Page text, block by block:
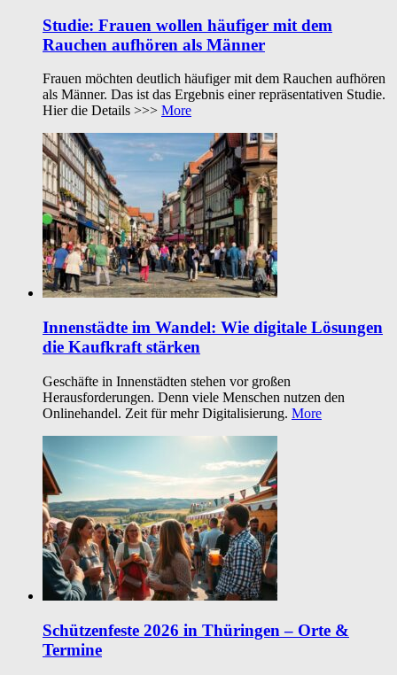
Studie: Frauen wollen häufiger mit dem
Rauchen aufhören als Männer
Frauen möchten deutlich häufiger mit dem Rauchen aufhören
als Männer. Das ist das Ergebnis einer repräsentativen Studie.
Hier die Details >>> More
Innenstädte im Wandel: Wie digitale Lösungen
die Kaufkraft stärken
Geschäfte in Innenstädten stehen vor großen
Herausforderungen. Denn viele Menschen nutzen den
Onlinehandel. Zeit für mehr Digitalisierung. More
Schützenfeste 2026 in Thüringen – Orte &
Termine